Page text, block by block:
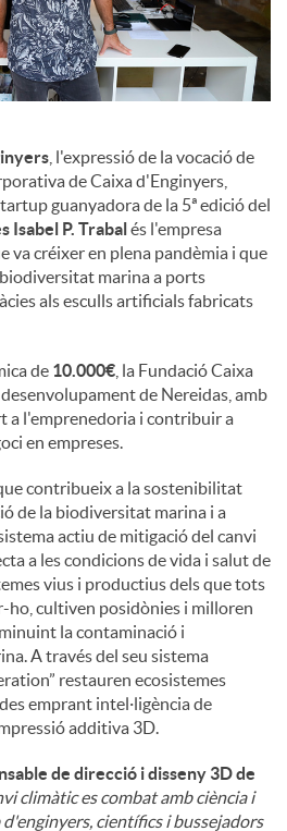
, l'expressió de la vocació de
de Caixa d'Enginyers,
guanyadora de la 5ª edició del
Isabel P. Trabalés l'empresa
va créixer en plena pandèmia i que
marina a ports
als esculls artificials fabricats
de 10.000€ , la Fundació Caixa
de Nereidas, amb
a l'emprenedoria i contribuir a
en empreses.
contribueix a la sostenibilitat
de la biodiversitat marina i a
actiu de mitigació del canvi
a les condicions de vida i salut de
vius i productius dels que tots
ho, cultiven posidònies i milloren
la contaminació i
A través del seu sistema
restauren ecosistemes
emprant intel·ligència de
additiva 3D.
de direcció i disseny 3D de
climàtic es combat amb ciència i
d'enginyers, científics i bussejadors